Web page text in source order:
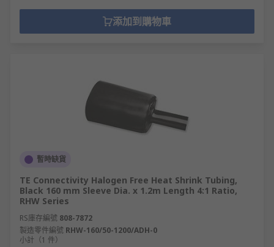
添加到購物車
暫時缺貨
TE Connectivity Halogen Free Heat Shrink Tubing,
Black 160 mm Sleeve Dia. x 1.2m Length 4:1 Ratio,
RHW Series
RS庫存編號 808-7872
製造零件編號 RHW-160/50-1200/ADH-0
小計（1 件）